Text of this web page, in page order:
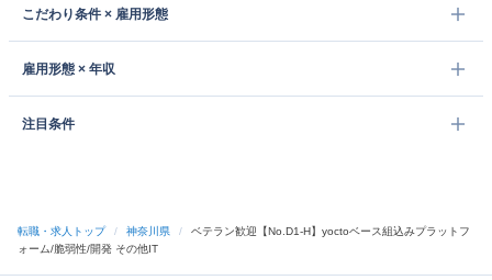
こだわり条件 × 雇用形態
雇用形態 × 年収
注目条件
転職・求人トップ / 神奈川県 /
ベテラン歓迎【No.D1-H】yoctoベース組込みプラットフ
ォーム/脆弱性/開発 その他IT